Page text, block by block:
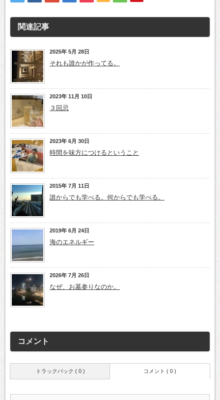
関連記事
2025年 5月 28日
それも誰かが作ってる。
2023年 11月 10日
３回忌
2023年 6月 30日
時間を味方につけるということ
2015年 7月 11日
誰からでも学べる。何からでも学べる。
2019年 6月 24日
海のエネルギー
2026年 7月 26日
なぜ、お墓参りなのか。
コメント
トラックバック ( 0 ) コメント ( 0 )